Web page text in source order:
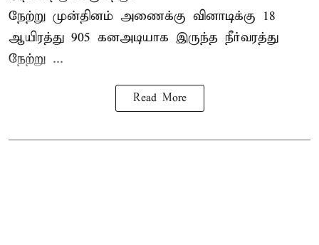
நேற்று முன்தினம் அணைக்கு வினாடிக்கு 18
ஆயிரத்து 905 கனஅடியாக இருந்த நீர்வரத்து
நேற்று ...
Read More